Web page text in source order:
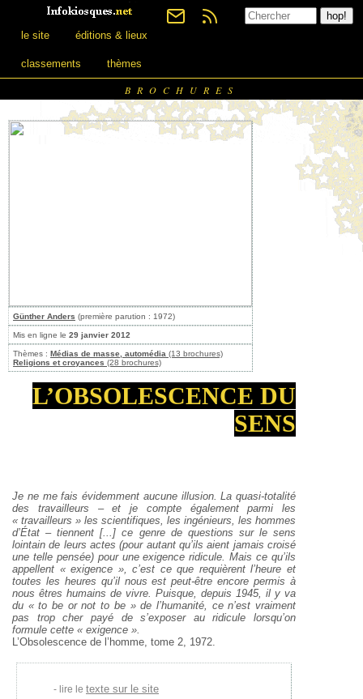
le site éditions & lieux
classements thèmes
BROCHURES
Günther Anders (première parution : 1972)
Mis en ligne le 29 janvier 2012
Thèmes : Médias de masse, automédia (13 brochures)
Religions et croyances (28 brochures)
L’OBSOLESCENCE DU
SENS
Je ne me fais évidemment aucune illusion. La quasi-totalité
des travailleurs – et je compte également parmi les
« travailleurs » les scientifiques, les ingénieurs, les hommes
d’État – tiennent [...] ce genre de questions sur le sens
lointain de leurs actes (pour autant qu’ils aient jamais croisé
une telle pensée) pour une exigence ridicule. Mais ce qu’ils
appellent « exigence », c’est ce que requièrent l’heure et
toutes les heures qu’il nous est peut-être encore permis à
nous êtres humains de vivre. Puisque, depuis 1945, il y va
du « to be or not to be » de l’humanité, ce n’est vraiment
pas trop cher payé de s’exposer au ridicule lorsqu’on
formule cette « exigence ».
L’Obsolescence de l’homme, tome 2, 1972.
lire le texte sur le site